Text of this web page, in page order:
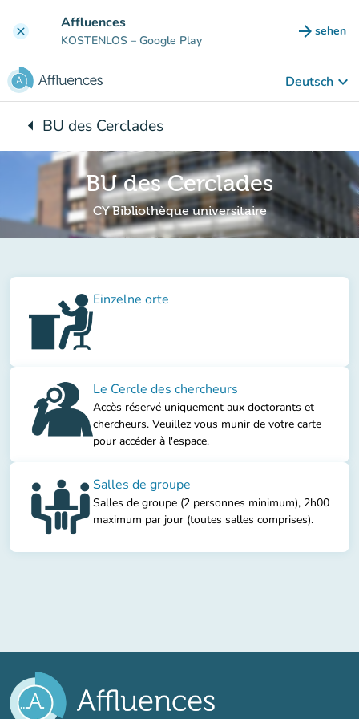
clear Affluences
KOSTENLOS – Google Play arrow_forward sehen
(new
Deutsch keyboard_arrow_down
arrow_leftZurück zu:
BU des Cerclades
BU des Cerclades
CY Bibliothèque universitaire
Einzelne orte
Le Cercle des chercheurs
Accès réservé uniquement aux doctorants et
chercheurs. Veuillez vous munir de votre carte
pour accéder à l'espace.
Salles de groupe
Salles de groupe (2 personnes minimum), 2h00
maximum par jour (toutes salles comprises).